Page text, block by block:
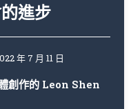
進步
年 7 月 11 日
創作的 Leon Shen